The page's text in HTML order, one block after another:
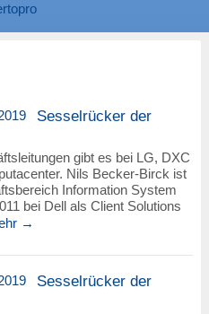
Sesselrücker der
gibt es bei LG, DXC
Nils Becker-Birck ist
Information System
bei Dell als Client Solutions
→
Sesselrücker der